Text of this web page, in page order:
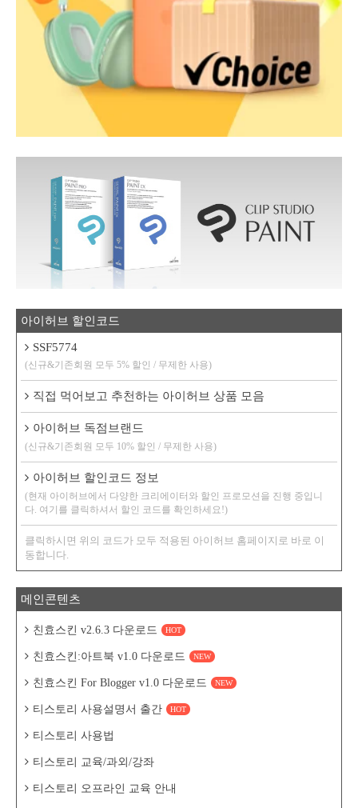
아이허브 할인코드
SSF5774
(신규&기존회원 모두 5% 할인 / 무제한 사용)
직접 먹어보고 추천하는 아이허브 상품 모음
아이허브 독점브랜드
(신규&기존회원 모두 10% 할인 / 무제한 사용)
아이허브 할인코드 정보
(현재 아이허브에서 다양한 크리에이터와 할인 프로모션을 진행 중입니
다. 여기를 클릭하셔서 할인 코드를 확인하세요!)
클릭하시면 위의 코드가 모두 적용된 아이허브 홈페이지로 바로 이
동합니다.
메인콘텐츠
친효스킨 v2.6.3 다운로드 HOT
친효스킨:아트북 v1.0 다운로드 NEW
친효스킨 For Blogger v1.0 다운로드 NEW
티스토리 사용설명서 출간 HOT
티스토리 사용법
티스토리 교육/과외/강좌
티스토리 오프라인 교육 안내